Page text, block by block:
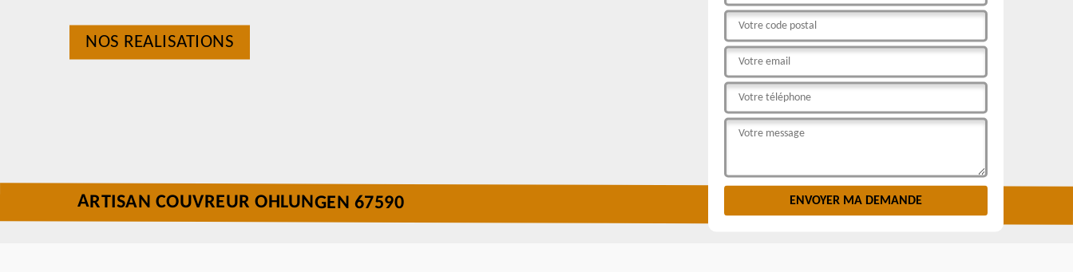
NOS REALISATIONS
ARTISAN COUVREUR OHLUNGEN 67590